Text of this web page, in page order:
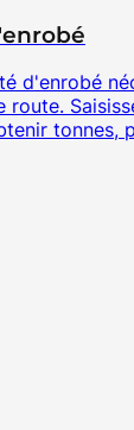
d'enrobé
route.
tonnes,